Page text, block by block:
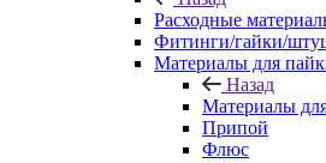
Расходные
Фитинги/гайки/
Материалы для
Назад
Материалы
Припой
Флюс